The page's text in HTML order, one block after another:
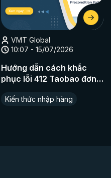
VMT Global
10:07 - 15/07/2026
Hướng dẫn cách khắc
phục lỗi 412 Taobao đơn
Kiến thức nhập hàng